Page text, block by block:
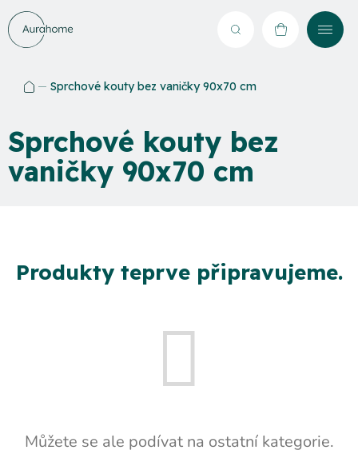
Přejít
na
obsah
Hledat NÁKUPNÍ
Sprchové kouty bez vaničky 90x70 cm
Sprchové kouty bez
vaničky 90x70 cm
Produkty teprve připravujeme.
Můžete se ale podívat na ostatní kategorie.